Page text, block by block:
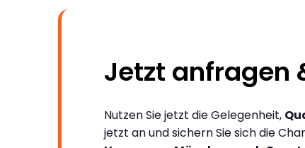
Jetzt anfragen
Nutzen Sie jetzt die Gelegenheit,
jetzt an und sichern Sie sich die